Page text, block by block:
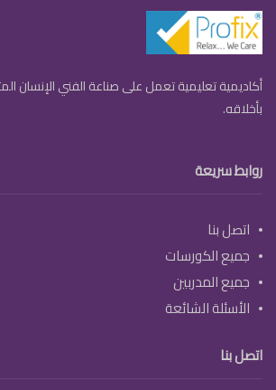
أكاديمية تعليمية تعمل على صناعة الفني الإنسان
بأخلاقه.
روابط سريعة
اتصل بنا
جميع الكورسات
جميع المدربين
الأسئلة الشائعة
اتصل بنا